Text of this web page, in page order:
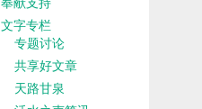
文字专栏
专题讨论
共享好文章
天路甘泉